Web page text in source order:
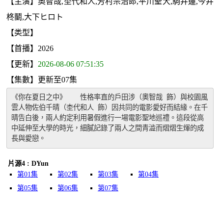
柊鬭,大下ヒロト
【类型】
【首播】2026
【更新】 2026-08-06 07:51:35
【集數】更新至07集
《你在夏日之中》　　性格率直的戶田涉（奧智哉 飾）與校園風
雲人物佐伯千晴（杢代和人 飾）因共同的電影愛好而結緣。在千
晴告白後，兩人約定利用暑假進行一場電影聖地巡禮。這段從高
中延伸至大學的時光，細膩記錄了兩人之間青澁而熠熠生煇的成
長與愛戀。
片源4 : DYun
第01集
第02集 第03集
第04集
第05集
第06集 第07集